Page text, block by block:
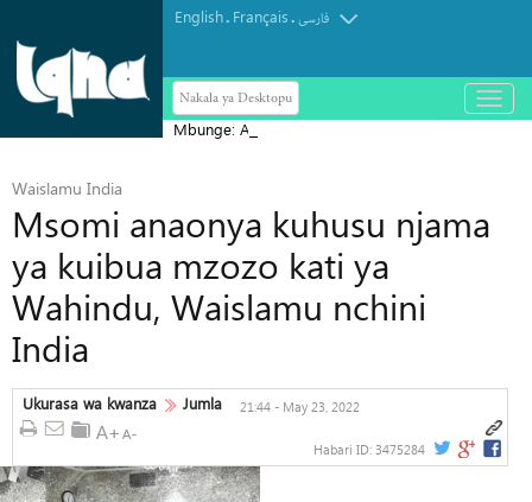
English. Français.فارسی
Nakala ya Desktopu
باز
و
Mbunge: Arbaeen ni kielelezo cha
Waislamu India
Msomi anaonya kuhusu njama
ya kuibua mzozo kati ya
Wahindu, Waislamu nchini
India
Ukurasa wa kwanza Jumla 21:44 - May 23, 2022
Habari ID: 3475284